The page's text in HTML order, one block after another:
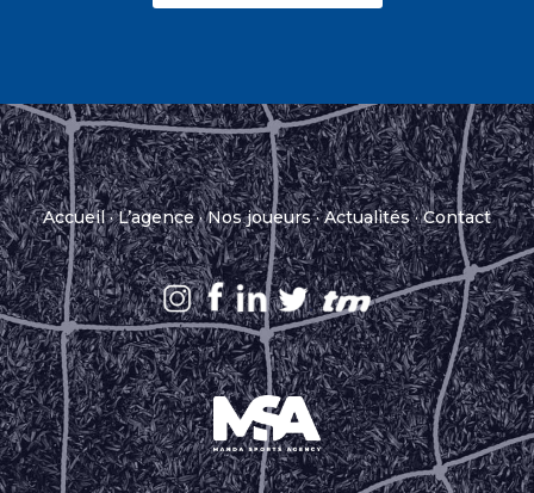
Accueil·L’agence·Nos joueurs·Actualités·Contact
.